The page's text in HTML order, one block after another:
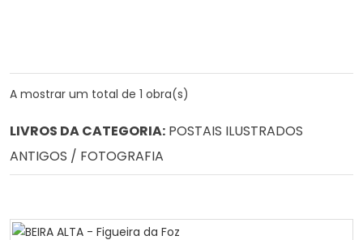
A mostrar um total de 1 obra(s)
LIVROS DA CATEGORIA: POSTAIS ILUSTRADOS
ANTIGOS / FOTOGRAFIA